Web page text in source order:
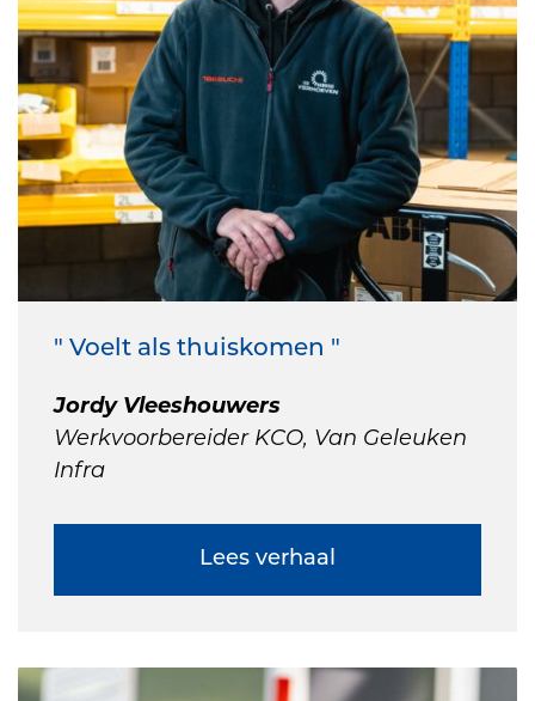
" Voelt als thuiskomen "
Jordy Vleeshouwers
Werkvoorbereider KCO, Van Geleuken
Infra
Lees verhaal